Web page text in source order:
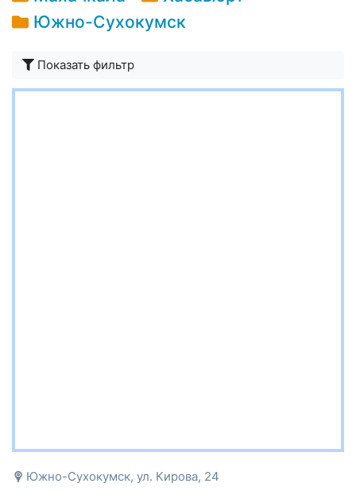
Южно-Сухокумск
Показать фильтр
Южно-Сухокумск, ул. Кирова, 24